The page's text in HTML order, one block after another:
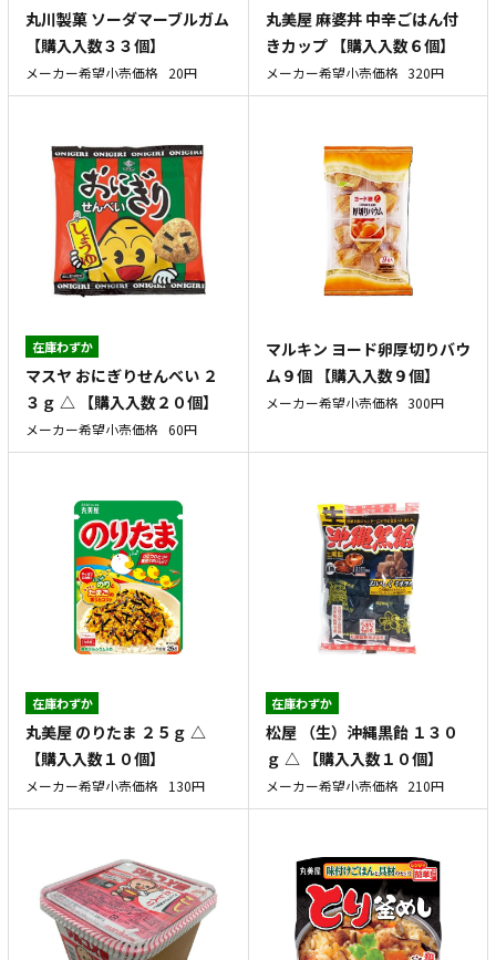
丸川製菓 ソーダマーブルガム
【購入入数３３個】
メーカー希望小売価格 20円
丸美屋 麻婆丼 中辛ごはん付
きカップ 【購入入数６個】
メーカー希望小売価格 320円
在庫わずか
マスヤ おにぎりせんべい ２
３ｇ △ 【購入入数２０個】
メーカー希望小売価格 60円
マルキン ヨード卵厚切りバウ
ム９個 【購入入数９個】
メーカー希望小売価格 300円
在庫わずか
丸美屋 のりたま ２５ｇ △
【購入入数１０個】
メーカー希望小売価格 130円
在庫わずか
松屋 （生）沖縄黒飴 １３０
ｇ △ 【購入入数１０個】
メーカー希望小売価格 210円